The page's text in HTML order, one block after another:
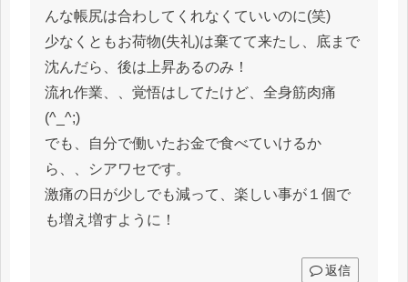
んな帳尻は合わしてくれなくていいのに(笑)
少なくともお荷物(失礼)は棄てて来たし、底まで
沈んだら、後は上昇あるのみ！
流れ作業、、覚悟はしてたけど、全身筋肉痛
(^_^;)
でも、自分で働いたお金で食べていけるか
ら、、シアワセです。
激痛の日が少しでも減って、楽しい事が１個で
も増え増すように！
返信